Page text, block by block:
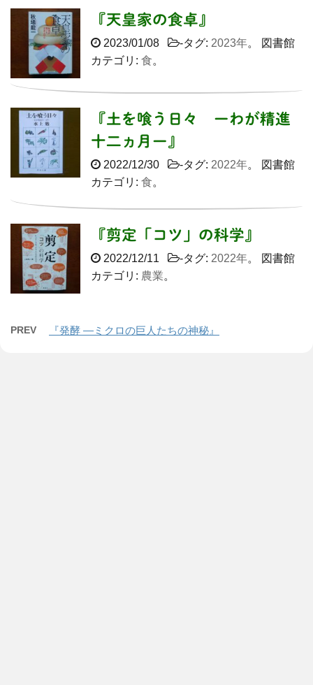
『天皇家の食卓』
2023/01/08 -タグ: 2023年 。 図書館
カテゴリ: 食
『土を喰う日々 ーわが精進
十二ヵ月ー』
2022/12/30 -タグ: 2022年 。 図書館
カテゴリ: 食
『剪定「コツ」の科学』
2022/12/11 -タグ: 2022年 。 図書館
カテゴリ: 農業
PREV 『発酵 ―ミクロの巨人たちの神秘』